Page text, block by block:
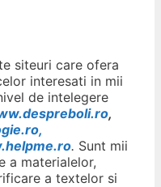
siteuri care ofera
interesati in mii
de intelegere
,
. Sunt mii
a materialelor,
a textelor si